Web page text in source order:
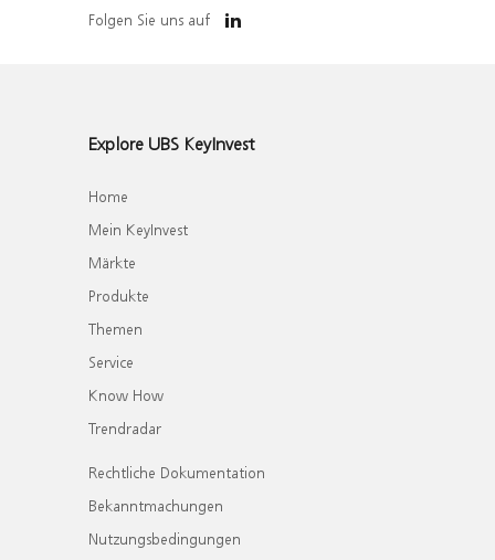
Folgen Sie uns auf
Explore UBS KeyInvest
Home
Mein KeyInvest
Märkte
Produkte
Themen
Service
Know How
Trendradar
Rechtliche Dokumentation
Bekanntmachungen
Nutzungsbedingungen